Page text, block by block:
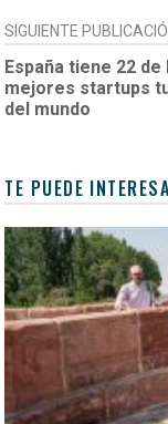
SIGUIENTE
España tiene 22 de
mejores startups
del mundo
TE PUEDE